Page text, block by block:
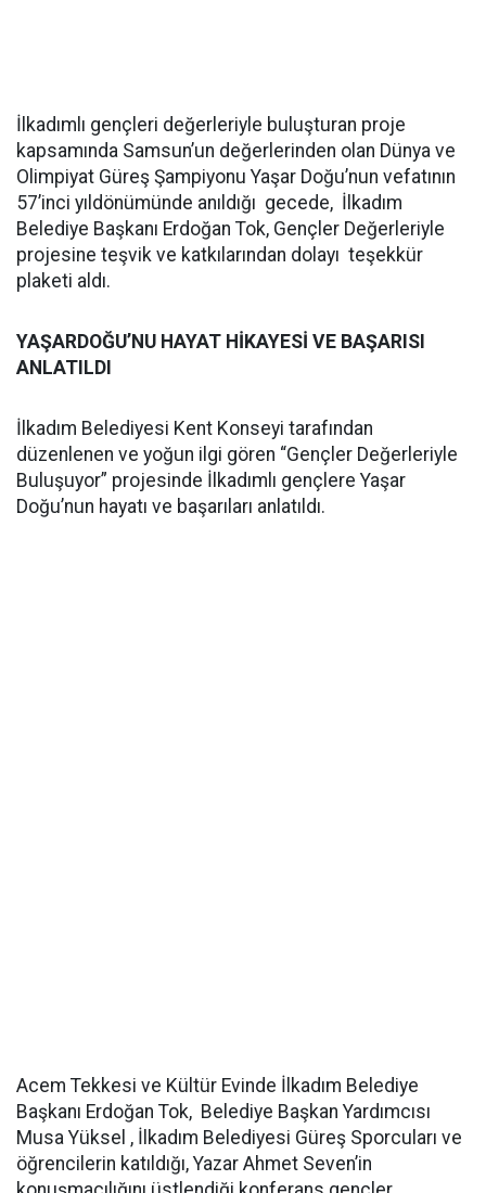
İlkadımlı gençleri değerleriyle buluşturan proje
kapsamında Samsun’un değerlerinden olan Dünya ve
Olimpiyat Güreş Şampiyonu Yaşar Doğu’nun vefatının
57’inci yıldönümünde anıldığı gecede, İlkadım
Belediye Başkanı Erdoğan Tok, Gençler Değerleriyle
projesine teşvik ve katkılarından dolayı teşekkür
plaketi aldı.
YAŞARDOĞU’NU HAYAT HİKAYESİ VE BAŞARISI
ANLATILDI
İlkadım Belediyesi Kent Konseyi tarafından
düzenlenen ve yoğun ilgi gören “Gençler Değerleriyle
Buluşuyor” projesinde İlkadımlı gençlere Yaşar
Doğu’nun hayatı ve başarıları anlatıldı.
Acem Tekkesi ve Kültür Evinde İlkadım Belediye
Başkanı Erdoğan Tok, Belediye Başkan Yardımcısı
Musa Yüksel , İlkadım Belediyesi Güreş Sporcuları ve
öğrencilerin katıldığı, Yazar Ahmet Seven’in